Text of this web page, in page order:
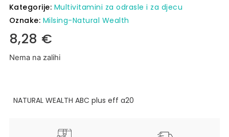
Kategorije: Multivitamini za odrasle i za djecu
Oznake: Milsing-Natural Wealth
8,28 €
Nema na zalihi
NATURAL WEALTH ABC plus eff a20